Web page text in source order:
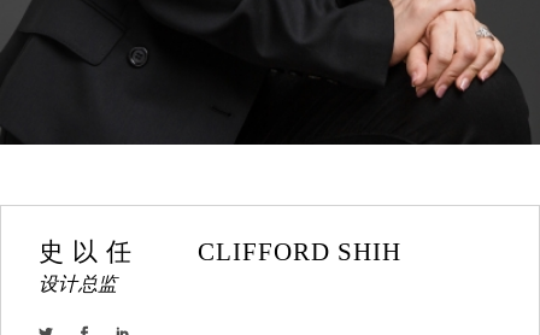
史 以 任         CLIFFORD SHIH
设计总监